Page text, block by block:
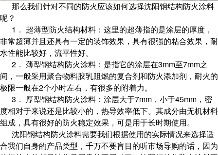
那么我们针对不同的防火应该如何选择沈阳钢结构防火涂料
呢？
1． 超薄型防火结构材料：这里的超薄指的是涂层的厚度，
非常超薄并且还具有一定的装饰效果，具有很强的粘合效果，耐
水性能比较好，流平性好。
2． 薄型钢结构防火涂料：是指它的涂层在3mm至7mm之
间，一般采用聚合物料胶乳阻燃的复合剂和防火添加剂，耐火的
极限一般在2个小时左右，有很多的附着力。
3． 厚型钢结构防火涂料：涂层大于7mm，小于45mm，密
度相对于来说还是比较小的，热导效率低下。其成分由无机材料
组成，具有很好的防火稳定效果，可是用于长时期使用。
沈阳钢结构防火涂料需要我们根据使用的实际情况来选择适
合我们自身的产品类型，千万不要盲目的听市场导购的话，因为